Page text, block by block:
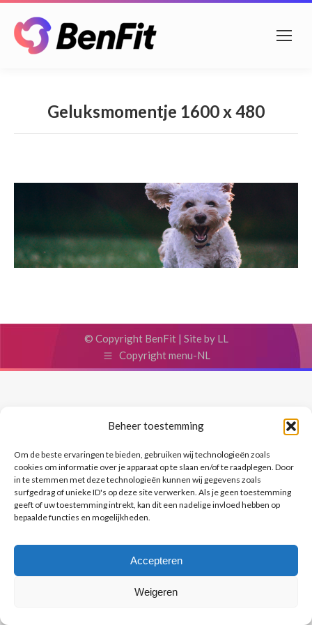
Beheer toestemming
Om de beste ervaringen te bieden, gebruiken wij technologieën zoals
cookies om informatie over je apparaat op te slaan en/of te raadplegen. Door
in te stemmen met deze technologieën kunnen wij gegevens zoals
surfgedrag of unieke ID's op deze site verwerken. Als je geen toestemming
geeft of uw toestemming intrekt, kan dit een nadelige invloed hebben op
bepaalde functies en mogelijkheden.
Accepteren
Weigeren
Geluksmomentje 1600 x 480
© Copyright BenFit | Site by LL
Copyright menu-NL